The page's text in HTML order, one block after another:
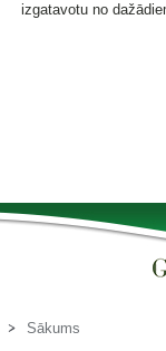
izgatavotu no
Sākums